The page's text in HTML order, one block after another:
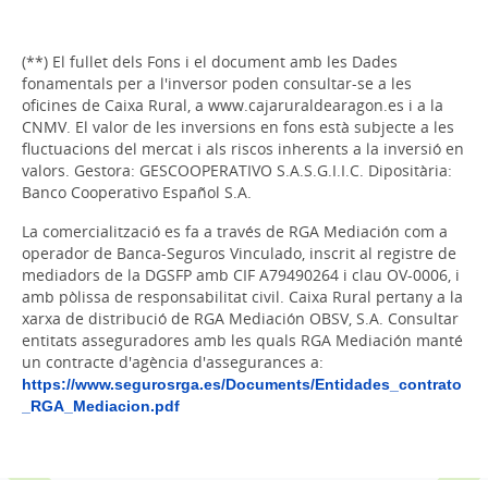
(**) El fullet dels Fons i el document amb les Dades
fonamentals per a l'inversor poden consultar-se a les
oficines de Caixa Rural, a www.cajaruraldearagon.es i a la
CNMV. El valor de les inversions en fons està subjecte a les
fluctuacions del mercat i als riscos inherents a la inversió en
valors. Gestora: GESCOOPERATIVO S.A.S.G.I.I.C. Dipositària:
Banco Cooperativo Español S.A.
La comercialització es fa a través de RGA Mediación com a
operador de Banca-Seguros Vinculado, inscrit al registre de
mediadors de la DGSFP amb CIF A79490264 i clau OV-0006, i
amb pòlissa de responsabilitat civil. Caixa Rural pertany a la
xarxa de distribució de RGA Mediación OBSV, S.A. Consultar
entitats asseguradores amb les quals RGA Mediación manté
un contracte d'agència d'assegurances a:
https://www.segurosrga.es/Documents/Entidades_contrato
_RGA_Mediacion.pdf